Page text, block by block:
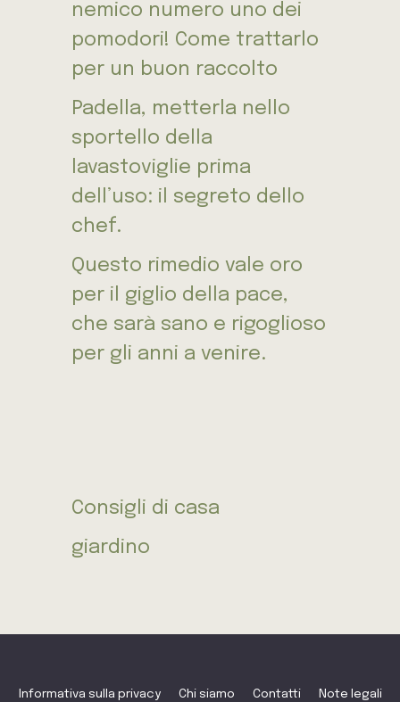
nemico numero uno dei
pomodori! Come trattarlo
per un buon raccolto
Padella, metterla nello
sportello della
lavastoviglie prima
dell’uso: il segreto dello
chef.
Questo rimedio vale oro
per il giglio della pace,
che sarà sano e rigoglioso
per gli anni a venire.
Consigli di casa
giardino
Informativa sulla privacy Chi siamo Contatti Note legali